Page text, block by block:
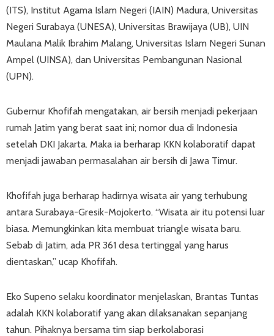
(ITS), Institut Agama Islam Negeri (IAIN) Madura, Universitas
Negeri Surabaya (UNESA), Universitas Brawijaya (UB), UIN
Maulana Malik Ibrahim Malang, Universitas Islam Negeri Sunan
Ampel (UINSA), dan Universitas Pembangunan Nasional
(UPN).
Gubernur Khofifah mengatakan, air bersih menjadi pekerjaan
rumah Jatim yang berat saat ini; nomor dua di Indonesia
setelah DKI Jakarta. Maka ia berharap KKN kolaboratif dapat
menjadi jawaban permasalahan air bersih di Jawa Timur.
Khofifah juga berharap hadirnya wisata air yang terhubung
antara Surabaya-Gresik-Mojokerto. “Wisata air itu potensi luar
biasa. Memungkinkan kita membuat triangle wisata baru.
Sebab di Jatim, ada PR 361 desa tertinggal yang harus
dientaskan,” ucap Khofifah.
Eko Supeno selaku koordinator menjelaskan, Brantas Tuntas
adalah KKN kolaboratif yang akan dilaksanakan sepanjang
tahun. Pihaknya bersama tim siap berkolaborasi